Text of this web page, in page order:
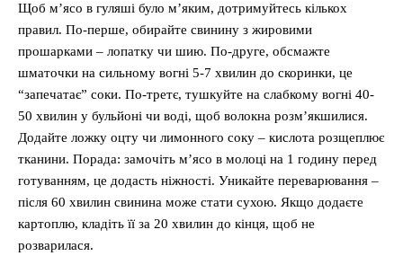
Щоб м’ясо в гуляші було м’яким, дотримуйтесь кількох
правил. По-перше, обирайте свинину з жировими
прошарками – лопатку чи шию. По-друге, обсмажте
шматочки на сильному вогні 5-7 хвилин до скоринки, це
“запечатає” соки. По-третє, тушкуйте на слабкому вогні 40-
50 хвилин у бульйоні чи воді, щоб волокна розм’якшилися.
Додайте ложку оцту чи лимонного соку – кислота розщеплює
тканини. Порада: замочіть м’ясо в молоці на 1 годину перед
готуванням, це додасть ніжності. Уникайте переварювання –
після 60 хвилин свинина може стати сухою. Якщо додаєте
картоплю, кладіть її за 20 хвилин до кінця, щоб не
розварилася.